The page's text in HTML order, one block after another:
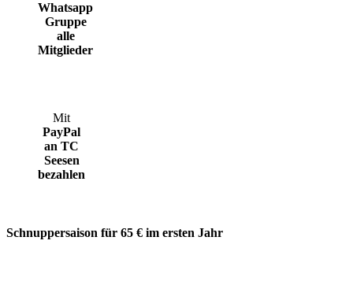
Whatsapp
Gruppe
alle
Mitglieder
Mit
PayPal
an TC
Seesen
bezahlen
Schnuppersaison für 65 € im ersten Jahr